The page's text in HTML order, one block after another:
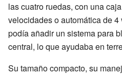
las cuatro ruedas, con una
velocidades o automática de
podía añadir un sistema para
central, lo que ayudaba en
Su tamaño compacto, su